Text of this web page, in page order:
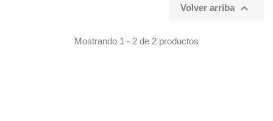
Volver arriba 
Mostrando 1 - 2 de 2 productos